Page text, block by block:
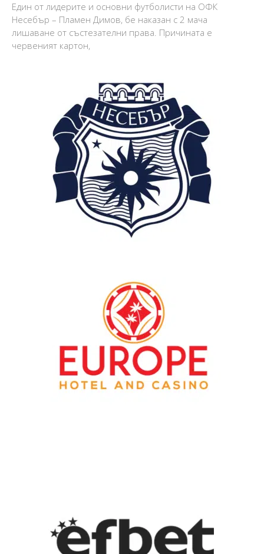
Един от лидерите и основни футболисти на ОФК
Несебър – Пламен Димов, бе наказан с 2 мача
лишаване от състезателни права. Причината е
червеният картон,